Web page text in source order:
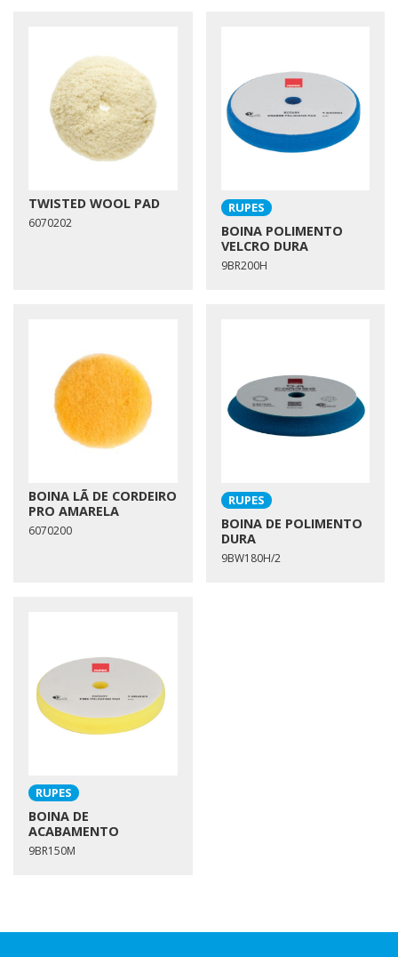
TWISTED WOOL PAD
6070202
RUPES
BOINA POLIMENTO
VELCRO DURA
9BR200H
BOINA LÃ DE CORDEIRO
PRO AMARELA
6070200
RUPES
BOINA DE POLIMENTO
DURA
9BW180H/2
RUPES
BOINA DE
ACABAMENTO
9BR150M